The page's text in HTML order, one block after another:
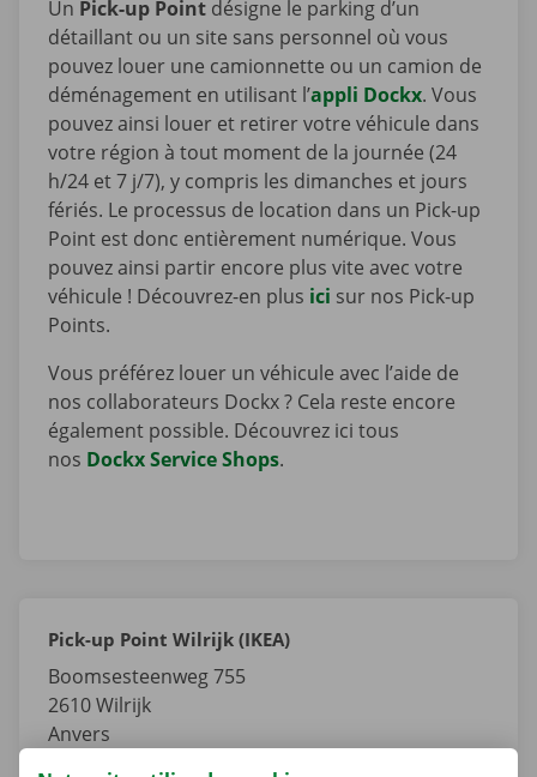
Un Pick-up Point désigne le parking d’un
détaillant ou un site sans personnel où vous
pouvez louer une camionnette ou un camion de
déménagement en utilisant l’appli Dockx. Vous
pouvez ainsi louer et retirer votre véhicule dans
votre région à tout moment de la journée (24
h/24 et 7 j/7), y compris les dimanches et jours
fériés. Le processus de location dans un Pick-up
Point est donc entièrement numérique. Vous
pouvez ainsi partir encore plus vite avec votre
véhicule ! Découvrez-en plus ici sur nos Pick-up
Points.
Vous préférez louer un véhicule avec l’aide de
nos collaborateurs Dockx ? Cela reste encore
également possible. Découvrez ici tous
nos Dockx Service Shops.
Pick-up Point Wilrijk (IKEA)
Boomsesteenweg 755
2610Wilrijk
Anvers